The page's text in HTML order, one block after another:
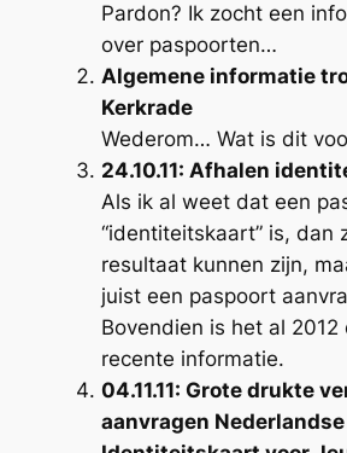
Pardon? Ik zocht een
over paspoorten…
Algemene informatie
Kerkrade
Wederom… Wat is dit
24.10.11: Afhalen
Als ik al weet dat een
“identiteitskaart” is, dan
resultaat kunnen zijn,
juist een paspoort
Bovendien is het al 2012
recente informatie.
04.11.11: Grote drukte
aanvragen Nederlandse